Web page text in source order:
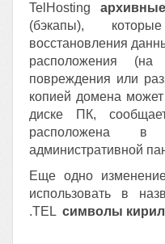
TelHosting
(бэкапы),
восстановления
расположения
повреждения или
копией домена
диске ПК,
расположена в
административной
Еще одно
использовать в
.TEL символы